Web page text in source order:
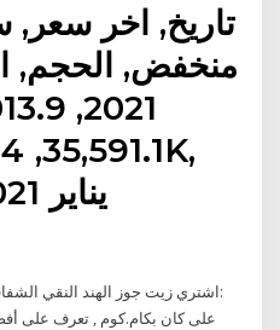
تاريخ, اخر سعر,